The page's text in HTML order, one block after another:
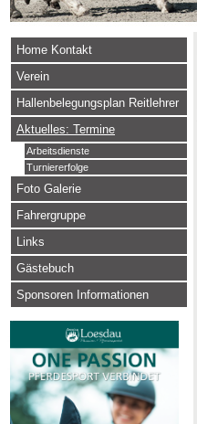
Home Kontakt
Verein
Hallenbelegungsplan Reitlehrer
Aktuelles: Termine
Arbeitsdienste
Turniererfolge
Foto Galerie
Fahrergruppe
Links
Gästebuch
Sponsoren Informationen